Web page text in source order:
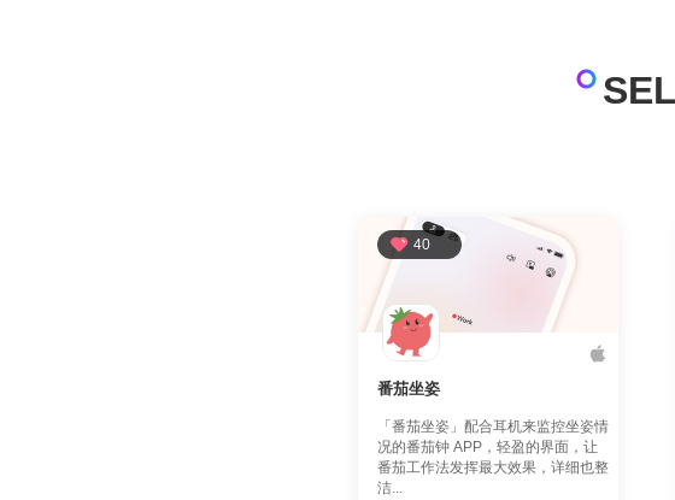
40
番茄坐姿
「番茄坐姿」配合耳机来监控坐姿情
况的番茄钟 APP，轻盈的界面，让
番茄工作法发挥最大效果，详细也整
洁...